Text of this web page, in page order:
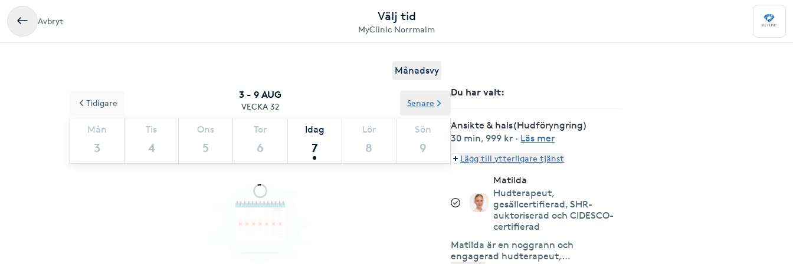
Avbryt Välj tid
MyClinic Norrmalm
Månadsvy
3 - 9 AUG
VECKA 32
Mån
3
Tis
4
Ons
5
Tor
6
Idag
7
Lör
8
Sön
9
Tidigare Senare
Du har valt:
Ansikte & hals(Hudföryngring)
30 min,999 kr · Läs mer
Lägg till ytterligare tjänst
Matilda
Hudterapeut,
gesällcertifierad, SHR-
auktoriserad och CIDESCO-
certifierad
Matilda är en noggrann och
engagerad hudterapeut,